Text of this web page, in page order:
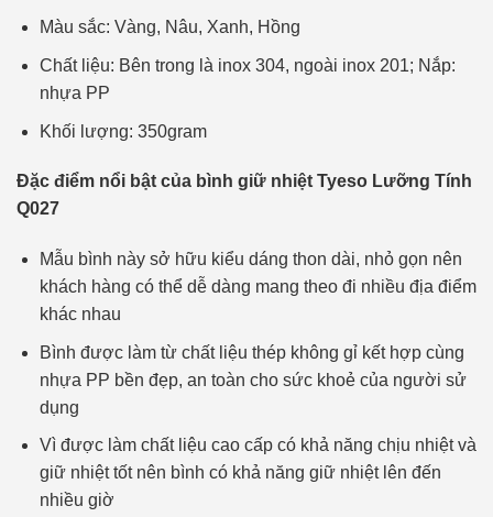
Màu sắc: Vàng, Nâu, Xanh, Hồng
Chất liệu: Bên trong là inox 304, ngoài inox 201; Nắp:
nhựa PP
Khối lượng: 350gram
Đặc điểm nổi bật của bình giữ nhiệt Tyeso Lưỡng Tính
Q027
Mẫu bình này sở hữu kiểu dáng thon dài, nhỏ gọn nên
khách hàng có thể dễ dàng mang theo đi nhiều địa điểm
khác nhau
Bình được làm từ chất liệu thép không gỉ kết hợp cùng
nhựa PP bền đẹp, an toàn cho sức khoẻ của người sử
dụng
Vì được làm chất liệu cao cấp có khả năng chịu nhiệt và
giữ nhiệt tốt nên bình có khả năng giữ nhiệt lên đến
nhiều giờ